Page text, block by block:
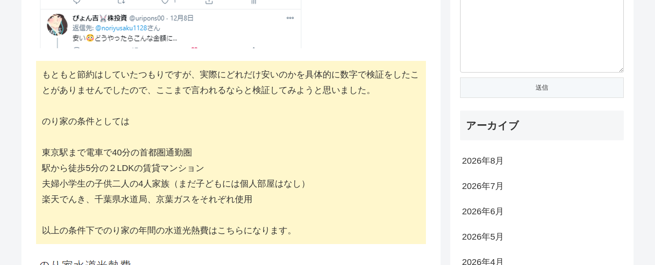
もともと節約はしていたつもりですが、実際にどれだけ安いのかを具体的に数字で検証をしたこ
とがありませんでしたので、ここまで言われるならと検証してみようと思いました。
のり家の条件としては
東京駅まで電車で40分の首都圏通勤圏
駅から徒歩5分の２LDKの賃貸マンション
夫婦小学生の子供二人の4人家族（まだ子どもには個人部屋はなし）
楽天でんき、千葉県水道局、京葉ガスをそれぞれ使用
以上の条件下でのり家の年間の水道光熱費はこちらになります。
アーカイブ
2026年8月
2026年7月
2026年6月
2026年5月
2026年4月